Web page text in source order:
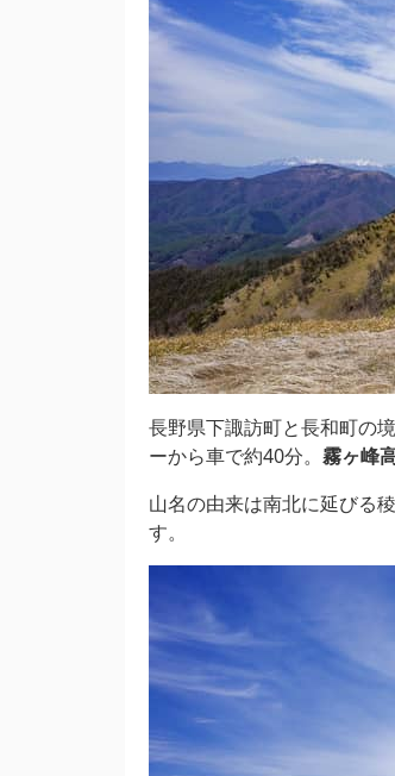
長野県下諏訪町と長和町の
ーから車で約40分。 霧ヶ峰
山名の由来は南北に延びる
す。